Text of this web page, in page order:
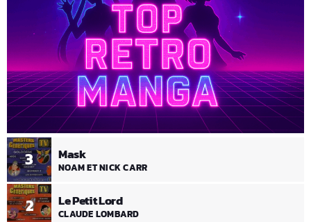
2 Le Petit Lord
CLAUDE LOMBARD
3 Mask
NOAM ET NICK CARR